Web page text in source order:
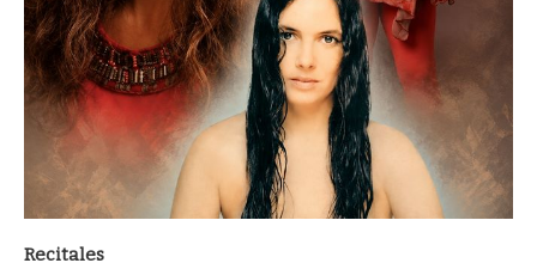
Recitales